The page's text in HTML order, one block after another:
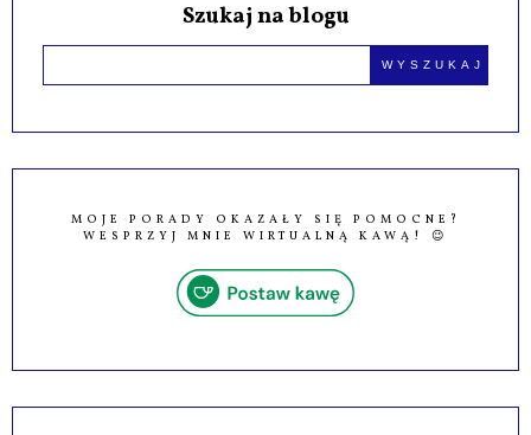
Szukaj na blogu
MOJE PORADY OKAZAŁY SIĘ POMOCNE?
WESPRZYJ MNIE WIRTUALNĄ KAWĄ! 😉